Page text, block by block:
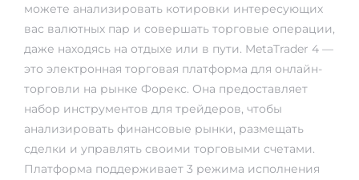
можете анализировать котировки интересующих
вас валютных пар и совершать торговые операции,
даже находясь на отдыхе или в пути. MetaTrader 4 —
это электронная торговая платформа для онлайн-
торговли на рынке Форекс. Она предоставляет
набор инструментов для трейдеров, чтобы
анализировать финансовые рынки, размещать
сделки и управлять своими торговыми счетами.
Платформа поддерживает 3 режима исполнения